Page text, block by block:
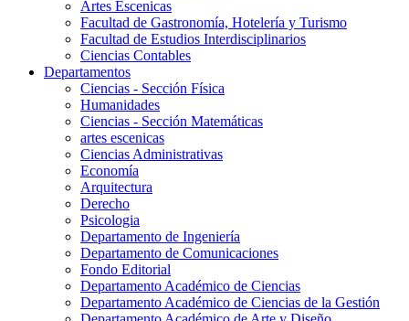
Artes Escenicas
Facultad de Gastronomía, Hotelería y Turismo
Facultad de Estudios Interdisciplinarios
Ciencias Contables
Departamentos
Ciencias - Sección Física
Humanidades
Ciencias - Sección Matemáticas
artes escenicas
Ciencias Administrativas
Economía
Arquitectura
Derecho
Psicologia
Departamento de Ingeniería
Departamento de Comunicaciones
Fondo Editorial
Departamento Académico de Ciencias
Departamento Académico de Ciencias de la Gestión